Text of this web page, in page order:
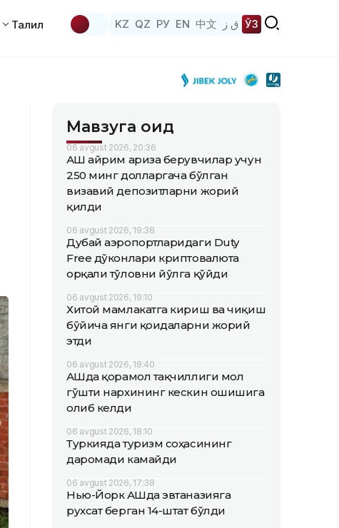
Таҳлил KZ QZ РУ EN 中文 ق ز ЎЗ
Мавзуга оид
06 avgust 2026, 20:36
АҚШ айрим ариза берувчилар учун
250 минг долларгача бўлган
визавий депозитларни жорий
қилди
06 avgust 2026, 19:38
Дубай аэропортларидаги Duty
Free дўконлари криптовалюта
орқали тўловни йўлга қўйди
06 avgust 2026, 19:10
Хитой мамлакатга кириш ва чиқиш
бўйича янги қоидаларни жорий
этди
06 avgust 2026, 18:40
АҚШда қорамол тақчиллиги мол
гўшти нархининг кескин ошишига
олиб келди
06 avgust 2026, 18:10
Туркияда туризм соҳасининг
даромади камайди
06 avgust 2026, 17:38
Нью-Йорк АҚШда эвтаназияга
рухсат берган 14-штат бўлди